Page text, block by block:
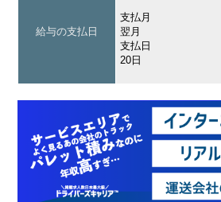
給与の支払日
支払月
翌月
支払日
20日